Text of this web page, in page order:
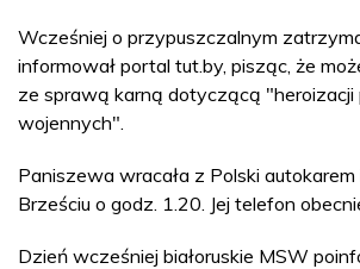
Wcześniej o przypuszczalnym
informował portal tut.by, pisząc, że
ze sprawą karną dotyczącą
wojennych".
Paniszewa wracała z Polski autokarem
Brześciu o godz. 1.20. Jej telefon
Dzień wcześniej białoruskie MSW